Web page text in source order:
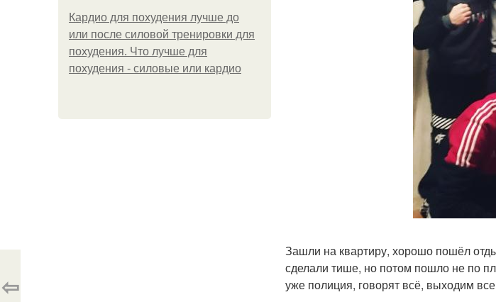
Кардио для похудения лучше до
или после силовой тренировки для
похудения. Что лучше для
похудения - силовые или кардио
Зашли на квартиру, хорошо пошёл
сделали тише, но потом пошло не по
уже полиция, говорят всё, выходим
⇦